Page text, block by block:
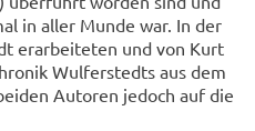
in aller Munde war. In der
erarbeiteten und von Kurt
Wulferstedts aus dem
Autoren jedoch auf die